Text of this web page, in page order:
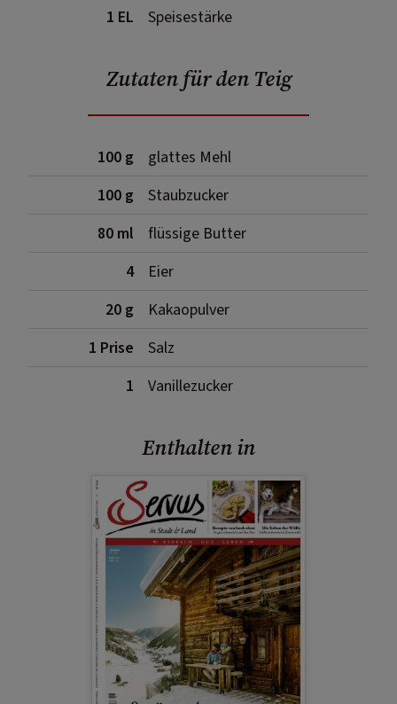
1 EL
Speisestärke
Zutaten für den Teig
100 g
glattes Mehl
100 g
Staubzucker
80 ml
flüssige Butter
4
Eier
20 g
Kakaopulver
1 Prise
Salz
1
Vanillezucker
Enthalten in